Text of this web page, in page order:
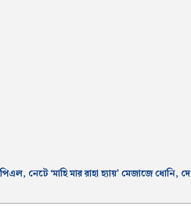
নেটে ‘মাহি মার রাহা হ্যায়’ মেজাজে ধোনি,